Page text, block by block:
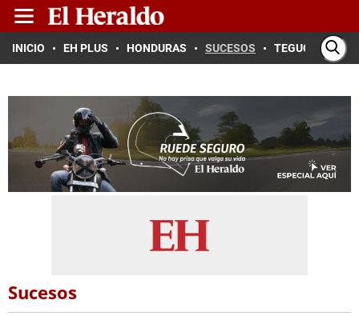
INICIO EH PLUS HONDURAS SUCESOS TEGUCIGALPA
Sucesos